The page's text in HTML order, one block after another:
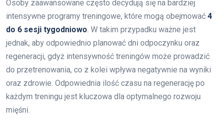
Osoby zaawansowane często decydują się na bardziej
intensywne programy treningowe, które mogą obejmować 4
do 6 sesji tygodniowo. W takim przypadku ważne jest
jednak, aby odpowiednio planować dni odpoczynku oraz
regeneracji, gdyż intensywność treningów może prowadzić
do przetrenowania, co z kolei wpływa negatywnie na wyniki
oraz zdrowie. Odpowiednia ilość czasu na regenerację po
każdym treningu jest kluczowa dla optymalnego rozwoju
mięśni.